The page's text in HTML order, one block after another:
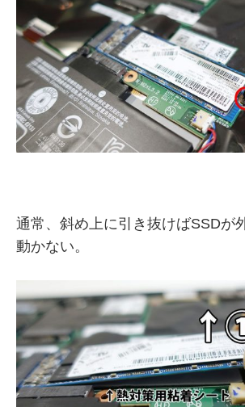
通常、斜め上に引き抜けばSSDが
動かない。